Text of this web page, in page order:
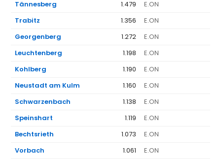
Tännesberg
1.479 E.ON
Trabitz
1.356 E.ON
Georgenberg
1.272 E.ON
Leuchtenberg
1.198 E.ON
Kohlberg
1.190 E.ON
Neustadt am Kulm
1.160 E.ON
Schwarzenbach
1.138 E.ON
Speinshart
1.119 E.ON
Bechtsrieth
1.073 E.ON
Vorbach
1.061 E.ON